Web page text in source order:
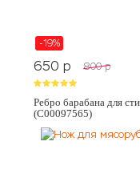
-19%
650 p 800 p
Ребро барабана для
(C00097565)